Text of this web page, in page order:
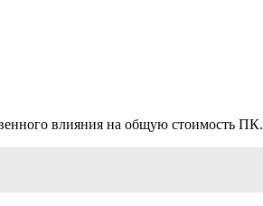
влияния на общую стоимость ПК.